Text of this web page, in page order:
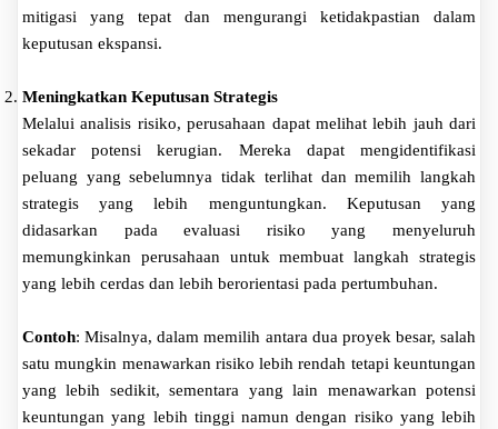
mitigasi yang tepat dan mengurangi ketidakpastian dalam
keputusan ekspansi.
Meningkatkan Keputusan Strategis
Melalui analisis risiko, perusahaan dapat melihat lebih jauh dari
sekadar potensi kerugian. Mereka dapat mengidentifikasi
peluang yang sebelumnya tidak terlihat dan memilih langkah
strategis yang lebih menguntungkan. Keputusan yang
didasarkan pada evaluasi risiko yang menyeluruh
memungkinkan perusahaan untuk membuat langkah strategis
yang lebih cerdas dan lebih berorientasi pada pertumbuhan.
Contoh: Misalnya, dalam memilih antara dua proyek besar, salah
satu mungkin menawarkan risiko lebih rendah tetapi keuntungan
yang lebih sedikit, sementara yang lain menawarkan potensi
keuntungan yang lebih tinggi namun dengan risiko yang lebih